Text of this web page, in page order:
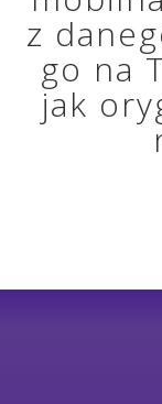
z
go na
jak